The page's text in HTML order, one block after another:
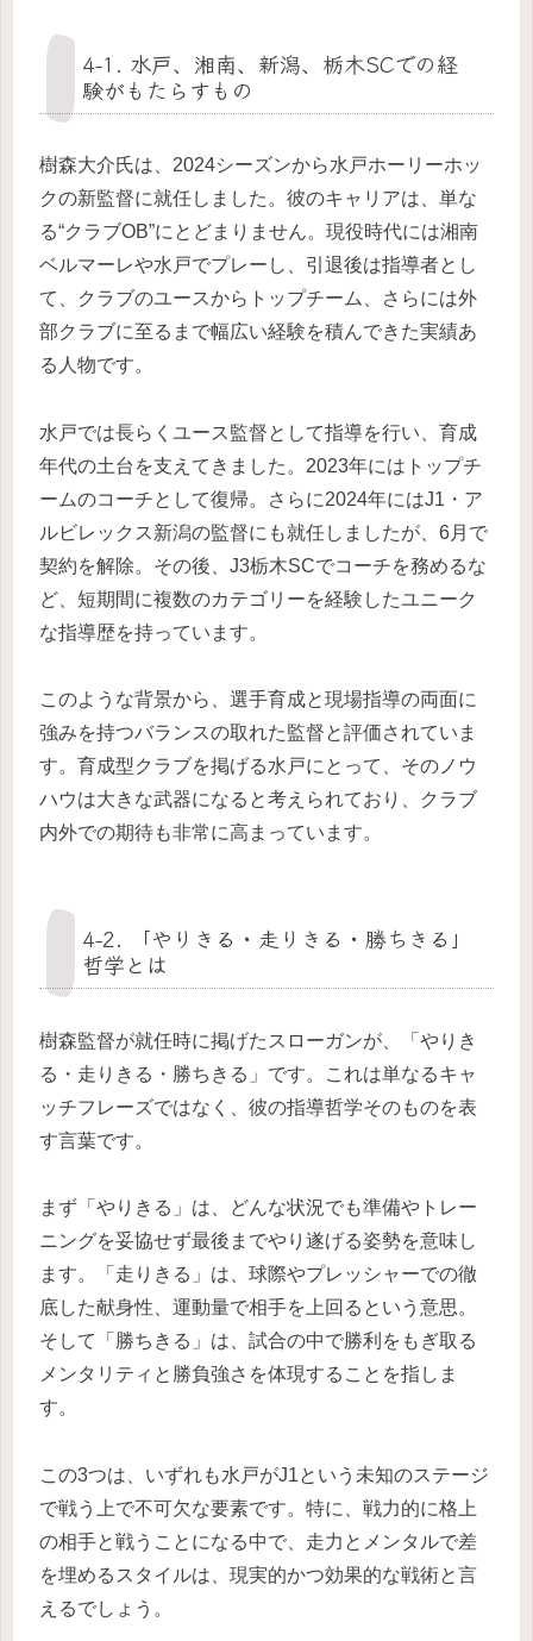
4-1. 水戸、湘南、新潟、栃木SCでの経
験がもたらすもの
樹森大介氏は、2024シーズンから水戸ホーリーホッ
クの新監督に就任しました。彼のキャリアは、単な
る“クラブOB”にとどまりません。現役時代には湘南
ベルマーレや水戸でプレーし、引退後は指導者とし
て、クラブのユースからトップチーム、さらには外
部クラブに至るまで幅広い経験を積んできた実績あ
る人物です。
水戸では長らくユース監督として指導を行い、育成
年代の土台を支えてきました。2023年にはトップチ
ームのコーチとして復帰。さらに2024年にはJ1・ア
ルビレックス新潟の監督にも就任しましたが、6月で
契約を解除。その後、J3栃木SCでコーチを務めるな
ど、短期間に複数のカテゴリーを経験したユニーク
な指導歴を持っています。
このような背景から、選手育成と現場指導の両面に
強みを持つバランスの取れた監督と評価されていま
す。育成型クラブを掲げる水戸にとって、そのノウ
ハウは大きな武器になると考えられており、クラブ
内外での期待も非常に高まっています。
4-2. 「やりきる・走りきる・勝ちきる」
哲学とは
樹森監督が就任時に掲げたスローガンが、「やりき
る・走りきる・勝ちきる」です。これは単なるキャ
ッチフレーズではなく、彼の指導哲学そのものを表
す言葉です。
まず「やりきる」は、どんな状況でも準備やトレー
ニングを妥協せず最後までやり遂げる姿勢を意味し
ます。「走りきる」は、球際やプレッシャーでの徹
底した献身性、運動量で相手を上回るという意思。
そして「勝ちきる」は、試合の中で勝利をもぎ取る
メンタリティと勝負強さを体現することを指しま
す。
この3つは、いずれも水戸がJ1という未知のステージ
で戦う上で不可欠な要素です。特に、戦力的に格上
の相手と戦うことになる中で、走力とメンタルで差
を埋めるスタイルは、現実的かつ効果的な戦術と言
えるでしょう。